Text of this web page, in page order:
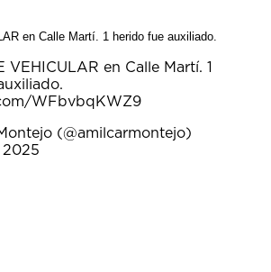
en Calle Martí. 1 herido fue auxiliado.
VEHICULAR en Calle Martí. 1
WFbvbqKWZ9
(@amilcarmontejo)
2025